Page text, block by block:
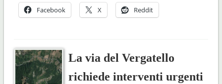
Facebook X Reddit
La via del Vergatello
richiede interventi urgenti